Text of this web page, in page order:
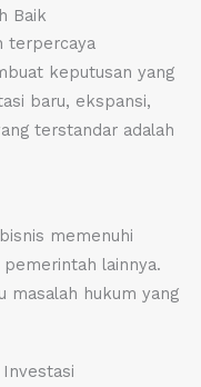
Baik
terpercaya
keputusan yang
baru, ekspansi,
terstandar adalah
memenuhi
lainnya.
masalah hukum yang
Investasi